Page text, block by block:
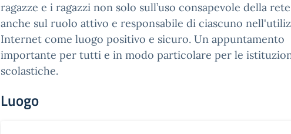
ragazze e i ragazzi non solo sull’uso consapevole della
anche sul ruolo attivo e responsabile di ciascuno
Internet come luogo positivo e sicuro. Un appuntamento
importante per tutti e in modo particolare per le
scolastiche.
Luogo